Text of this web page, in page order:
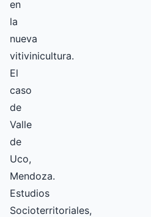
en
la
nueva
vitivinicultura.
El
caso
de
Valle
de
Uco,
Mendoza.
Estudios
Socioterritoriales,